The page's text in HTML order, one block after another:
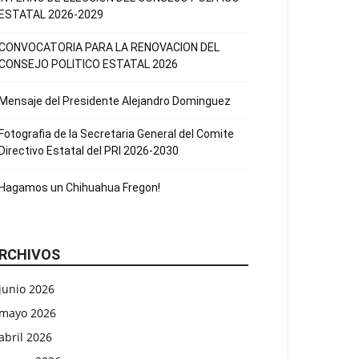
ESTATAL 2026-2029
PARA LA RENOVACION DEL
POLITICO ESTATAL 2026
Mensaje del Presidente Alejandro Dominguez
Fotografia de la Secretaria General del Comite
Directivo Estatal del PRI 2026-2030
Hagamos un Chihuahua Fregon!
junio 2026
mayo 2026
2026